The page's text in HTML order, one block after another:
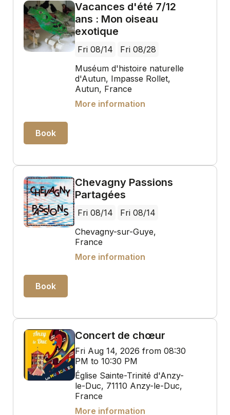
Vacances d'été 7/12
ans : Mon oiseau
exotique
Fri 08/14
Fri 08/28
Muséum d'histoire naturelle
d'Autun, Impasse Rollet,
Autun, France
More information
Book
Chevagny Passions
Partagées
Fri 08/14
Fri 08/14
Chevagny-sur-Guye,
France
More information
Book
Concert de chœur
Fri Aug 14, 2026 from 08:30
PM to 10:30 PM
Église Sainte-Trinité d'Anzy-
le-Duc, 71110 Anzy-le-Duc,
France
More information